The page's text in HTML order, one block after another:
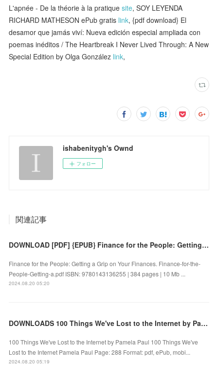
L'apnée - De la théorie à la pratiquesite, SOY LEYENDA
RICHARD MATHESON ePub gratis link, {pdf download} El
desamor que jamás viví: Nueva edición especial ampliada con
poemas inéditos / The Heartbreak I Never Lived Through: A New
Special Edition by Olga González link,
ishabenitygh's Ownd
フォロー
関連記事
DOWNLOAD [PDF] {EPUB} Finance for the People: Getting a Grip on Your Finances by
Finance for the People: Getting a Grip on Your Finances. Finance-for-the-
People-Getting-a.pdf ISBN: 9780143136255 | 384 pages | 10 Mb ...
2024.08.20 05:20
DOWNLOADS 100 Things We've Lost to the Internet by Pamela Paul
100 Things We've Lost to the Internet by Pamela Paul 100 Things We've
Lost to the Internet Pamela Paul Page: 288 Format: pdf, ePub, mobi...
2024.08.20 05:19